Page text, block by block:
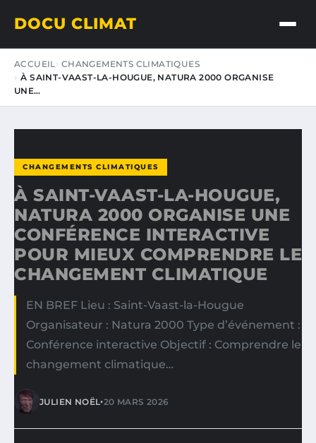
DOCU CLIMAT
ACCUEIL CHANGEMENTS CLIMATIQUES
À SAINT-VAAST-LA-HOUGUE, NATURA 2000 ORGANISE
UNE…
CHANGEMENTS CLIMATIQUES
À SAINT-VAAST-LA-HOUGUE,
NATURA 2000 ORGANISE UNE
CONFÉRENCE INTERACTIVE
POUR MIEUX COMPRENDRE LE
CHANGEMENT CLIMATIQUE
EN BREF Lieu : Saint-Vaast-la-Hougue
Organisateur : Natura 2000 Type d’événement :
Conférence interactive Objectif : Comprendre le
changement climatique…
JULIEN NOËL•20 MARS 2026